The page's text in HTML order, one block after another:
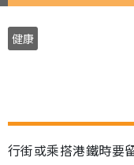
健康
行街或乘搭港鐵時要